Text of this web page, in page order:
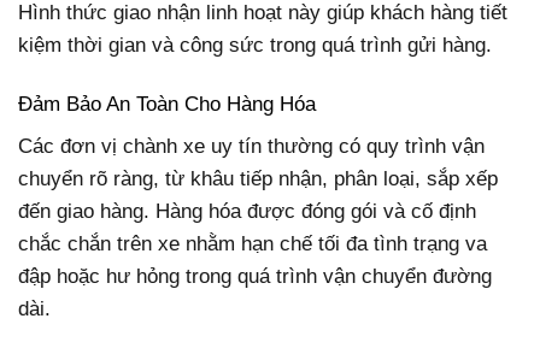
Hình thức giao nhận linh hoạt này giúp khách hàng tiết
kiệm thời gian và công sức trong quá trình gửi hàng.
Đảm Bảo An Toàn Cho Hàng Hóa
Các đơn vị chành xe uy tín thường có quy trình vận
chuyển rõ ràng, từ khâu tiếp nhận, phân loại, sắp xếp
đến giao hàng. Hàng hóa được đóng gói và cố định
chắc chắn trên xe nhằm hạn chế tối đa tình trạng va
đập hoặc hư hỏng trong quá trình vận chuyển đường
dài.